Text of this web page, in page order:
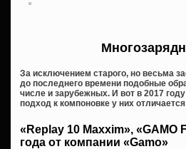
За исключением старого, но весьма
до последнего времени подобные
числе и зарубежных. И вот в 2017
подход к компоновке у них
«Replay 10 Maxxim»,
года от компании «Gamo»